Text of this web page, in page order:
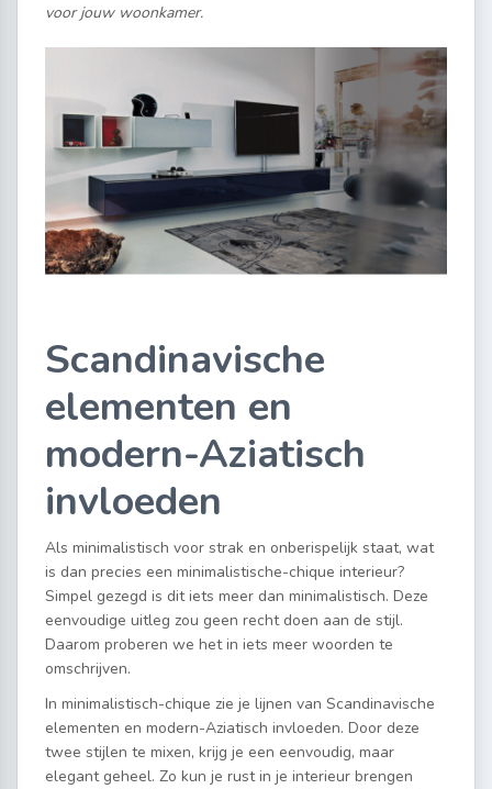
voor jouw woonkamer.
Scandinavische
elementen en
modern-Aziatisch
invloeden
Als minimalistisch voor strak en onberispelijk staat, wat
is dan precies een minimalistische-chique interieur?
Simpel gezegd is dit iets meer dan minimalistisch. Deze
eenvoudige uitleg zou geen recht doen aan de stijl.
Daarom proberen we het in iets meer woorden te
omschrijven.
In minimalistisch-chique zie je lijnen van Scandinavische
elementen en modern-Aziatisch invloeden. Door deze
twee stijlen te mixen, krijg je een eenvoudig, maar
elegant geheel. Zo kun je rust in je interieur brengen